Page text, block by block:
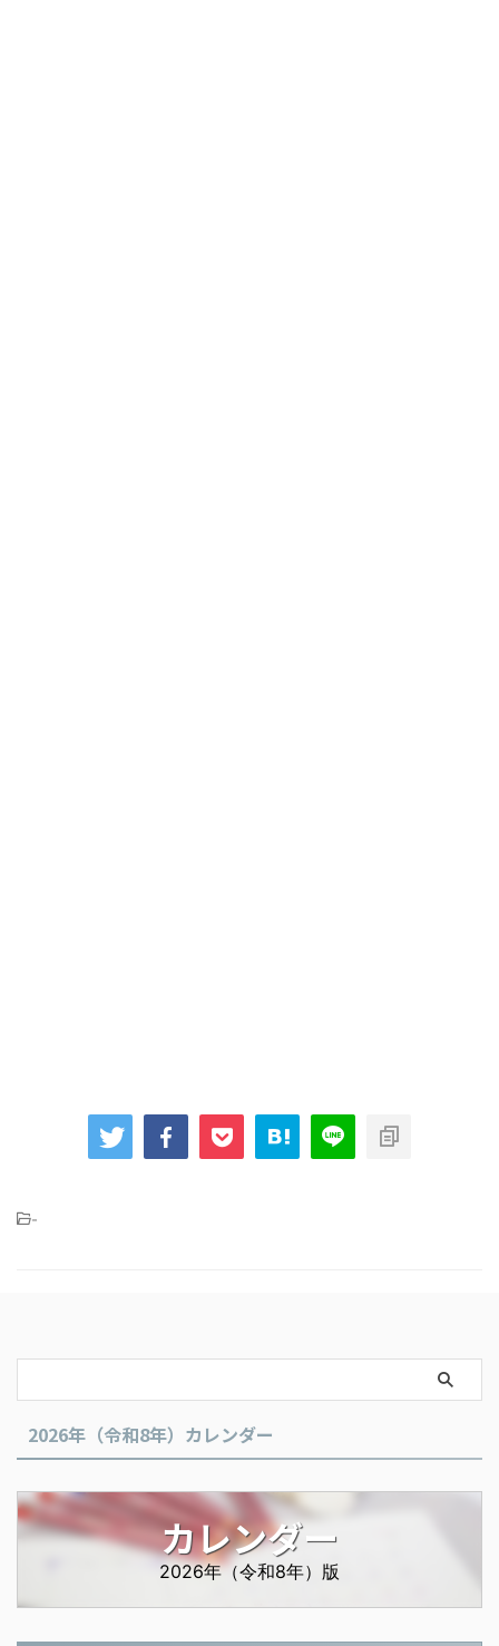
-
2026年（令和8年）カレンダー
カレンダー
2026年（令和8年）版